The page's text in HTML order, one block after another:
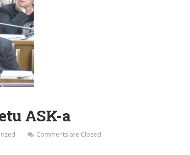
ASK-a
Comments are Closed